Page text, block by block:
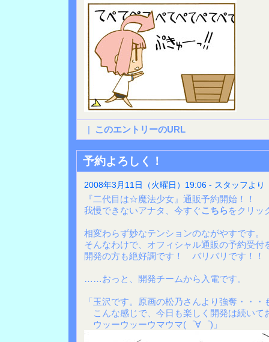
| このエントリーのURL
予約よろしく！
2008年3月11日（火曜日）19:06 - スタッフより
『二代目は☆魔法少女』通販予約開始！！
我慢できないアナタ、今すぐこちらをクリ
相変わらず妙なテンションのながやすです。
そんなわけで、オフィシャル通販の予約受付
開発の方も絶好調です！ バリバリです！！
……おっと、開発チームから入電です。
「玉沢です。原画の松乃さんより強奪・・
こんな感じで、今日も楽しく開発は続いて
ウッーウッーウマウマ(゜∀゜)」